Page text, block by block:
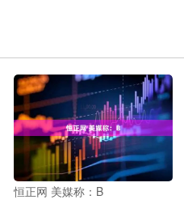
恒正网 美媒称：B